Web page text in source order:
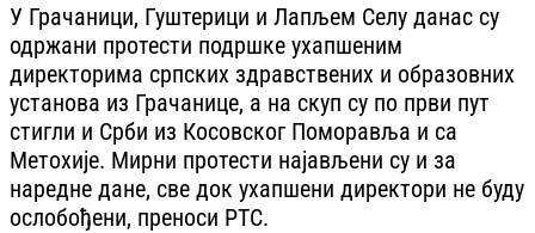
У Грачаници, Гуштерици и Лапљем Селу данас су
одржани протести подршке ухапшеним
директорима српских здравствених и образовних
установа из Грачанице, а на скуп су по први пут
стигли и Срби из Косовског Поморавља и са
Метохије. Мирни протести најављени су и за
наредне дане, све док ухапшени директори не буду
ослобођени, преноси РТС.